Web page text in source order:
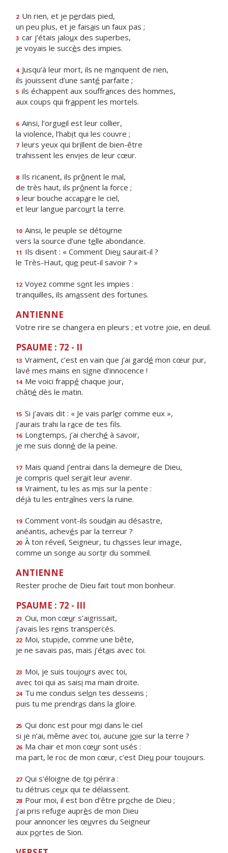
2 Un rien, et je perdais pied,
un peu plus, et je faisais un faux pas ;
3 car j’étais jaloux des superbes,
je voyais le succès des impies.
4 Jusqu’à leur mort, ils ne manquent de rien,
ils jouissent d’une santé parfaite ;
5 ils échappent aux souffrances des hommes,
aux coups qui frappent les mortels.
6 Ainsi, l’orgueil est leur collier,
la violence, l’habit qui les couvre ;
7 leurs yeux qui brillent de bien-être
trahissent les envies de leur cœur.
8 Ils ricanent, ils prônent le mal,
de très haut, ils prônent la force ;
9 leur bouche accapare le ciel,
et leur langue parcourt la terre.
10 Ainsi, le peuple se détourne
vers la source d’une telle abondance.
11 Ils disent : « Comment Dieu saurait-il ?
le Très-Haut, que peut-il savoir ? »
12 Voyez comme sont les impies :
tranquilles, ils amassent des fortunes.
ANTIENNE
Votre rire se changera en pleurs ; et votre joie, en deuil.
PSAUME : 72 - II
13 Vraiment, c’est en vain que j’ai gardé mon cœur pur,
lavé mes mains en signe d’innocence !
14 Me voici frappé chaque jour,
châtié dès le matin.
15 Si j’avais dit : « Je vais parler comme eux »,
j’aurais trahi la race de tes fils.
16 Longtemps, j’ai cherché à savoir,
je me suis donné de la peine.
17 Mais quand j’entrai dans la demeure de Dieu,
je compris quel serait leur avenir.
18 Vraiment, tu les as mis sur la pente :
déjà tu les entraînes vers la ruine.
19 Comment vont-ils soudain au désastre,
anéantis, achevés par la terreur ?
20 À ton réveil, Seigneur, tu chasses leur image,
comme un songe au sortir du sommeil.
ANTIENNE
Rester proche de Dieu fait tout mon bonheur.
PSAUME : 72 - III
21 Oui, mon cœur s’aigrissait,
j’avais les reins transpercés.
22 Moi, stupide, comme une bête,
je ne savais pas, mais j’étais avec toi.
23 Moi, je suis toujours avec toi,
avec toi qui as saisi ma main droite.
24 Tu me conduis selon tes desseins ;
puis tu me prendras dans la gloire.
25 Qui donc est pour moi dans le ciel
si je n’ai, même avec toi, aucune joie sur la terre ?
26 Ma chair et mon cœur sont usés :
ma part, le roc de mon cœur, c’est Dieu pour toujours.
27 Qui s’éloigne de toi périra :
tu détruis ceux qui te délaissent.
28 Pour moi, il est bon d’être proche de Dieu ;
j’ai pris refuge auprès de mon Dieu
pour annoncer les œuvres du Seigneur
aux portes de Sion.